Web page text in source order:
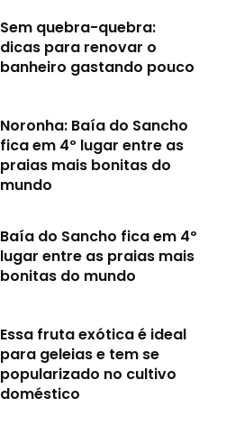
Sem quebra-quebra:
dicas para renovar o
banheiro gastando pouco
Noronha: Baía do Sancho
fica em 4º lugar entre as
praias mais bonitas do
mundo
Baía do Sancho fica em 4º
lugar entre as praias mais
bonitas do mundo
Essa fruta exótica é ideal
para geleias e tem se
popularizado no cultivo
doméstico